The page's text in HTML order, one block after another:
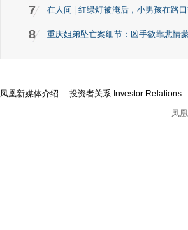
7 在人间 | 红绿灯被淹后，小男孩在路
8 重庆姐弟坠亡案细节：凶手欲靠悲情
凤凰新媒体介绍 投资者关系 Investor Relations
凤